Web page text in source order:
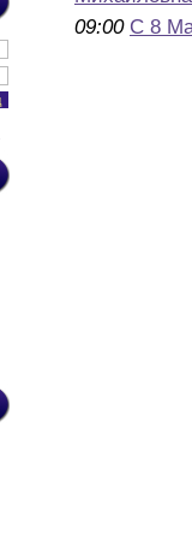
09:00 С 8